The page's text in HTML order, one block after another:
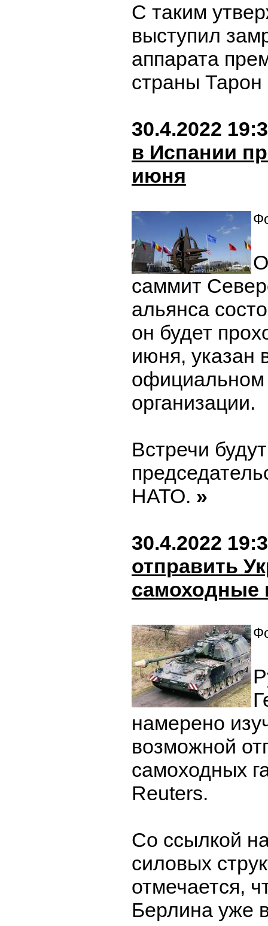
С таким
выступил
аппарата
страны
30.4.2022
в Испании
июня
саммит
альянса
он будет
июня, указан
официальном
организации.
Встречи
НАТО. »
30.4.2022
отправить
самоходные
намерено
возможной
самоходных
Reuters.
Со ссылкой
силовых
отмечается,
Берлина уже